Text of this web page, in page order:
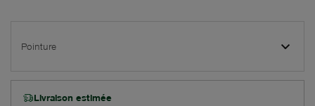
Pointure
Livraison estimée